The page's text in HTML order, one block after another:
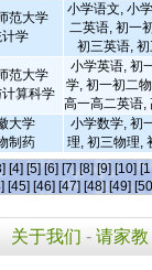
范大学
学
小学语文, 小
二英语, 初一
初三英语,
范大学
算科学
小学英语, 初
学, 初一初二
高一高二英语,
大学
制药
小学数学, 初
理, 初三物理,
[4] [5] [6] [7] [8] [9] [10]
[45] [46] [47] [48] [49]
关于我们 - 请家教